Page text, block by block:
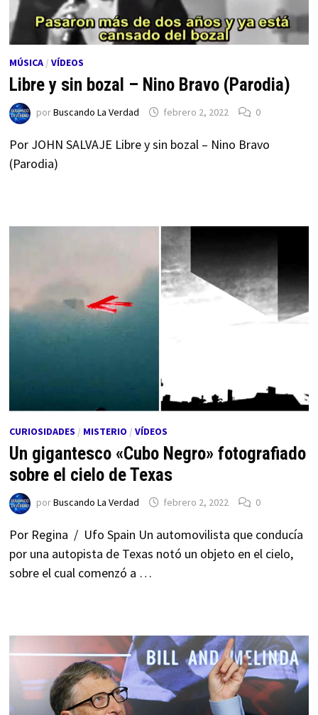
MÚSICA/ VÍDEOS
Libre y sin bozal – Nino Bravo (Parodia)
porBuscando La Verdad febrero 2, 2022 0
Por JOHN SALVAJE Libre y sin bozal – Nino Bravo
(Parodia)
CURIOSIDADES / MISTERIO / VÍDEOS
Un gigantesco «Cubo Negro» fotografiado
sobre el cielo de Texas
porBuscando La Verdad febrero 2, 2022 0
Por Regina / Ufo Spain Un automovilista que conducía
por una autopista de Texas notó un objeto en el cielo,
sobre el cual comenzó a …